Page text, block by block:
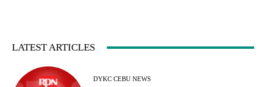
LATEST ARTICLES
DYKC CEBU NEWS